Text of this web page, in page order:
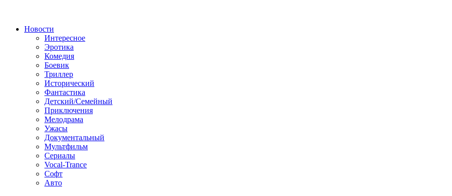
Новости
Интересное
Эротика
Комедия
Боевик
Триллер
Исторический
Фантастика
Детский/Семейный
Приключения
Мелодрама
Ужасы
Документальный
Мультфильм
Сериалы
Vocal-Trance
Софт
Авто